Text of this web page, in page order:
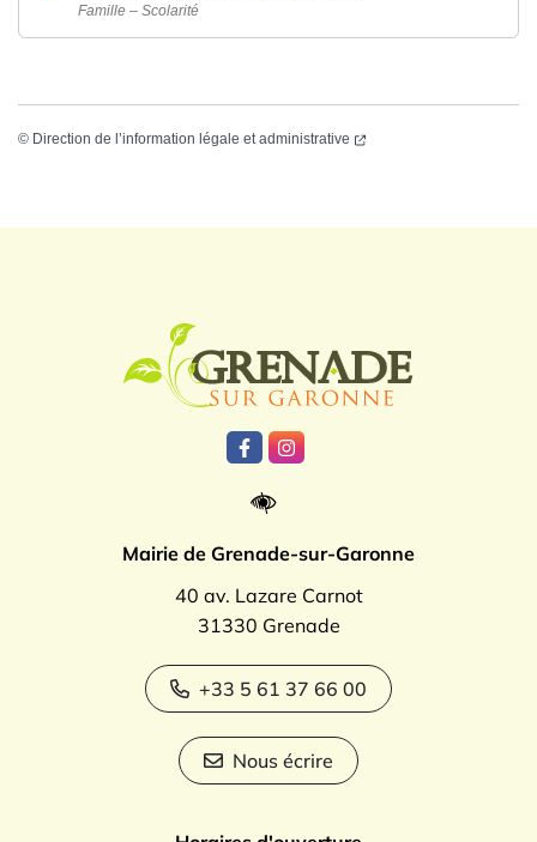
Famille – Scolarité
© Direction de l’information légale et administrative
Lien vers le compte Facebook
Lien vers le compte
Mairie de Grenade-sur-Garonne
40 av. Lazare Carnot
31330 Grenade
+33 5 61 37 66 00
Nous écrire